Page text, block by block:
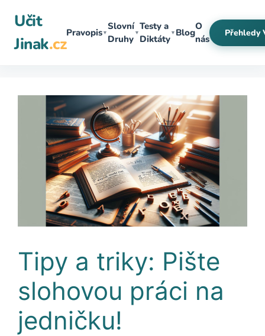
obsah
Učit
Jinak.cz
Pravopis▼
Slovní
Druhy
▼
Testy a
Diktáty
▼ Blog
O
nás
Přehledy
Tipy a triky: Pište
slohovou práci na
jedničku!